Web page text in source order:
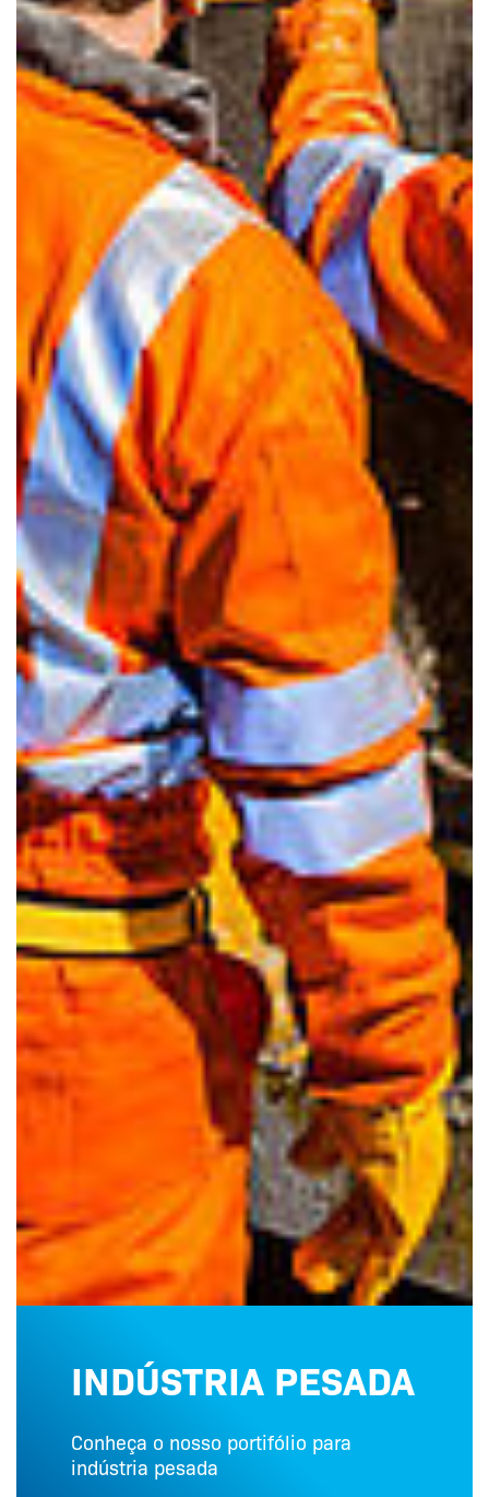
INDÚSTRIA PESADA
Conheça o nosso portifólio para
indústria pesada